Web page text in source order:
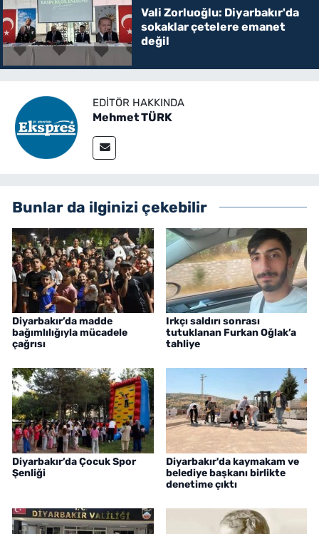
Vali Zorluoğlu: Diyarbakır'da
sokaklar çetelere emanet
değil
EDITÖR HAKKINDA
Mehmet TÜRK
Bunlar da ilginizi çekebilir
Diyarbakır’da madde
bağımlılığıyla mücadele
çağrısı
Irkçı saldırı sonrası
tutuklanan Furkan Oğlak’a
tahliye
Diyarbakır’da Çocuk Spor
Şenliği
Diyarbakır'da kaymakam ve
belediye başkanı birlikte
denetime çıktı